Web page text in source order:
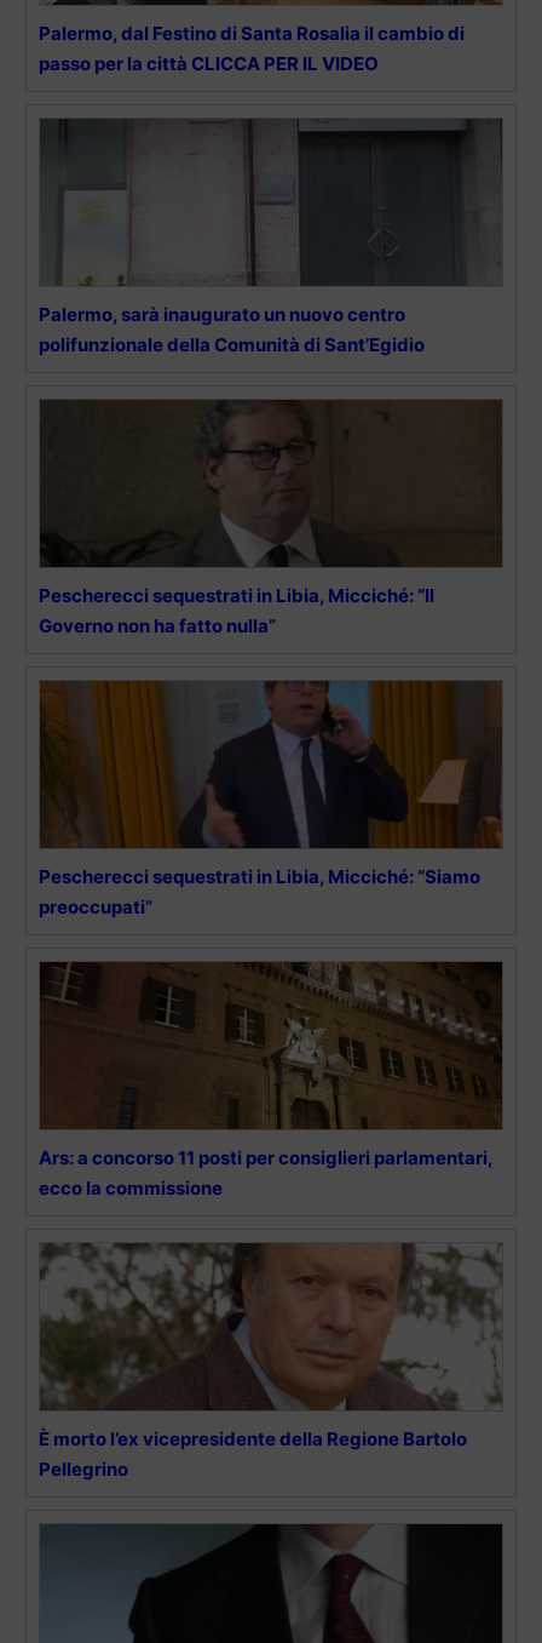
Palermo, dal Festino di Santa Rosalia il cambio di
passo per la città CLICCA PER IL VIDEO
Palermo, sarà inaugurato un nuovo centro
polifunzionale della Comunità di Sant’Egidio
Pescherecci sequestrati in Libia, Micciché: “Il
Governo non ha fatto nulla”
Pescherecci sequestrati in Libia, Micciché: “Siamo
preoccupati”
Ars: a concorso 11 posti per consiglieri parlamentari,
ecco la commissione
È morto l’ex vicepresidente della Regione Bartolo
Pellegrino